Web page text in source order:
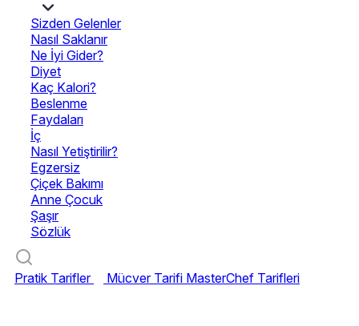
Sizden Gelenler
Nasıl Saklanır
Ne İyi Gider?
Diyet
Kaç Kalori?
Beslenme
Faydaları
İç
Nasıl Yetiştirilir?
Egzersiz
Çiçek Bakımı
Anne Çocuk
Şaşır
Sözlük
Pratik Tarifler Mücver Tarifi MasterChef Tarifleri